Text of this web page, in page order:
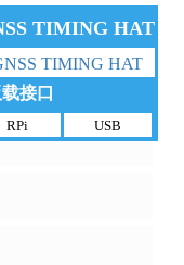
TIMING HAT
接口
RPi USB